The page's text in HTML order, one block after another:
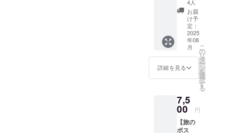
W330×
H380×
D100m
m ※発送
予定日
は目安
であり
前後す
ザイ
ナー"ニ
シハタ
氏"によ
るデザ
イン。
山だけ
でなく
感じま
せんか?
（素材:
コット
名様限
〈40%
OFF〉
YouTub
eに掲載
する動
画や、
Blu-rey
に収録
画のエ
ンド
ロール
に、サ
ポー
4人
お届
け予
定：
2025
年08
月
詳細を見る
こ
の
リ
タ
ー
ン
を
選
択
す
る
7,5
00 円
【旅の
ポス